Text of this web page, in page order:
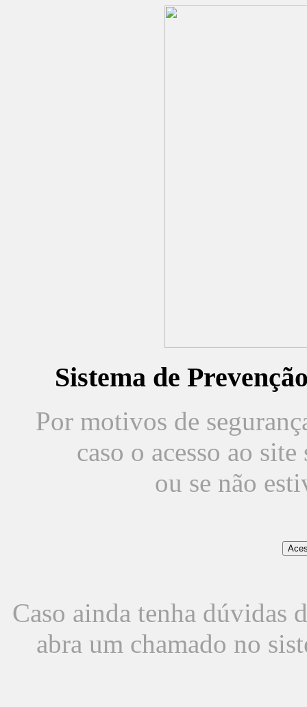
Sistema de
Por motivos de
caso o acesso ao
ou se não
Caso ainda tenha dúvidas
abra um chamado no